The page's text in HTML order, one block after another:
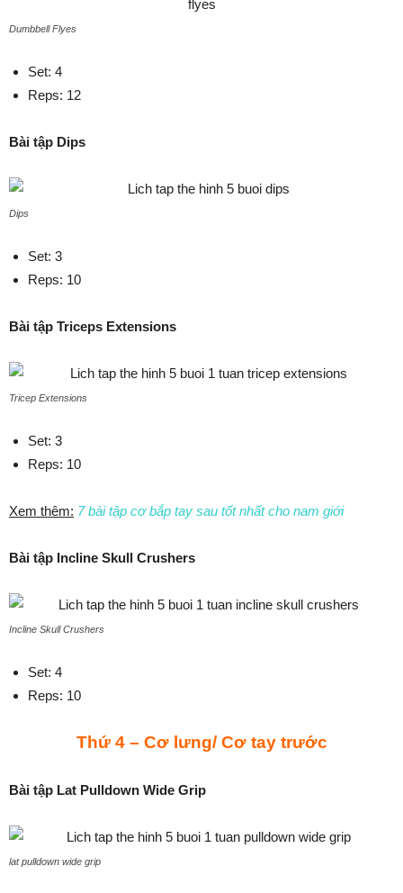
Dumbbell Flyes
Set: 4
Reps: 12
Bài tập Dips
Dips
Set: 3
Reps: 10
Bài tập Triceps Extensions
Tricep Extensions
Set: 3
Reps: 10
Xem thêm: 7 bài tập cơ bắp tay sau tốt nhất cho nam giới
Bài tập Incline Skull Crushers
Incline Skull Crushers
Set: 4
Reps: 10
Thứ 4 – Cơ lưng/ Cơ tay trước
Bài tập Lat Pulldown Wide Grip
lat pulldown wide grip